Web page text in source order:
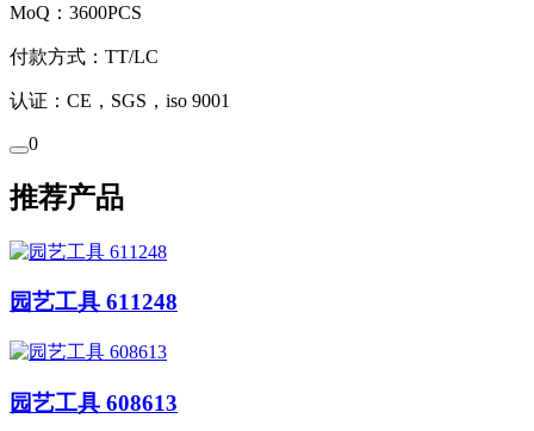
MoQ：3600PCS
付款方式：TT/LC
认证：CE，SGS，iso 9001
0
推荐产品
园艺工具 611248
园艺工具 608613